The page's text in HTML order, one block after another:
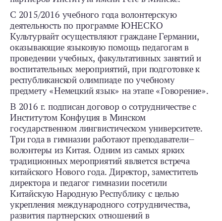
С 2015/2016 учебного года волонтерскую
деятельность по программе ЮНЕСКО
Культурвайт осуществляют граждане Германии,
оказывающие языковую помощь педагогам в
проведении учебных, факультативных занятий и
воспитательных мероприятий, при подготовке к
республиканской олимпиаде по учебному
предмету «Немецкий язык» на этапе «Говорение».
В 2016 г. подписан договор о сотрудничестве с
Институтом Конфуция в Минском
государственном лингвистическом университете.
Три года в гимназии работают преподаватели-­
волонтеры из Китая. Одним из самых ярких
традиционных мероприятий является встреча
китайского Нового года. Директор, заместитель
директора и педагог гимназии посетили
Китайскую Народную Республику с целью
укрепления международного сотрудничества,
развития партнерских отношений в